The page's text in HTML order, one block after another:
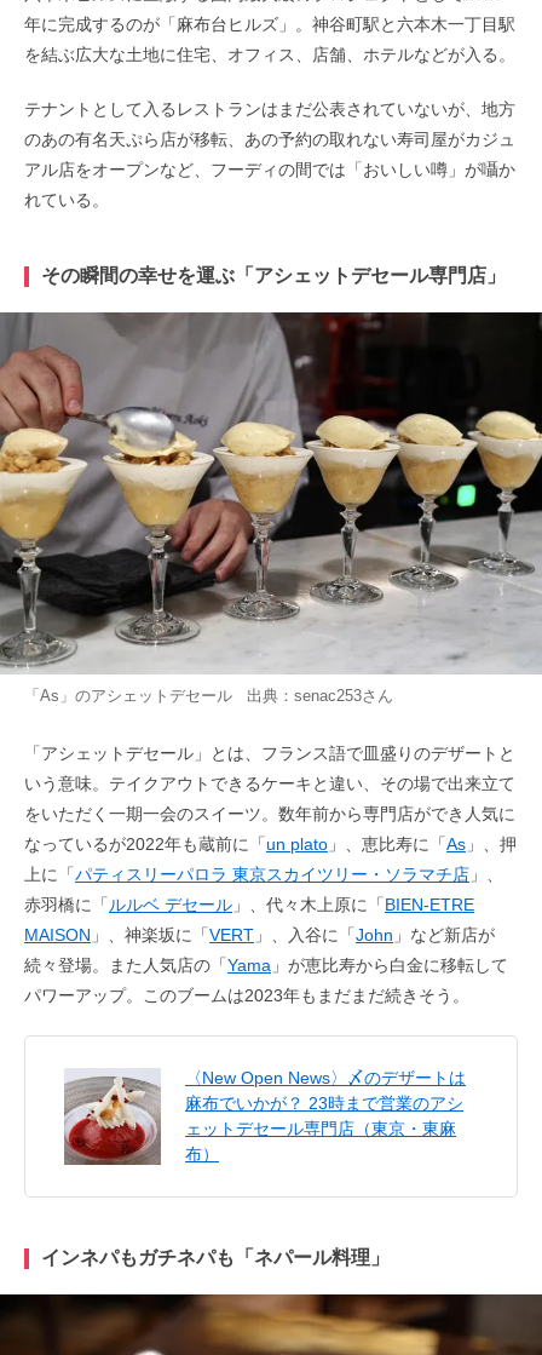
年に完成するのが「麻布台ヒルズ」。神谷町駅と六本木一丁目駅
を結ぶ広大な土地に住宅、オフィス、店舗、ホテルなどが入る。
テナントとして入るレストランはまだ公表されていないが、地方
のあの有名天ぷら店が移転、あの予約の取れない寿司屋がカジュ
アル店をオープンなど、フーディの間では「おいしい噂」が囁か
れている。
その瞬間の幸せを運ぶ「アシェットデセール専門店」
「As」のアシェットデセール 出典： senac253さん
「アシェットデセール」とは、フランス語で皿盛りのデザートと
いう意味。テイクアウトできるケーキと違い、その場で出来立て
をいただく一期一会のスイーツ。数年前から専門店ができ人気に
なっているが2022年も蔵前に「un plato 」、恵比寿に「As 」、押
上に「パティスリーパロラ 東京スカイツリー・ソラマチ店 」、
赤羽橋に「 ルルベ デセール 」、代々木上原に「BIEN-ETRE
MAISON 」、神楽坂に「VERT 」、入谷に「John 」など新店が
続々登場。また人気店の「Yama 」が恵比寿から白金に移転して
パワーアップ。このブームは2023年もまだまだ続きそう。
〈New Open News〉〆のデザートは
麻布でいかが？ 23時まで営業のアシ
ェットデセール専門店（東京・東麻
布）
インネパもガチネパも「ネパール料理」